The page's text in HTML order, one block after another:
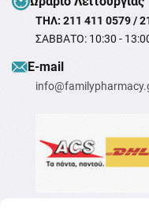
ΤΗΛ: 211 411 0579 /
ΣΑΒΒΑΤΟ: 10:30 -
Ε-mail